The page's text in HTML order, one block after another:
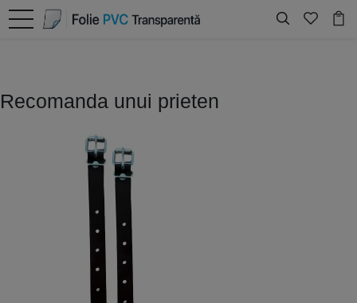
Recomanda unui prieten